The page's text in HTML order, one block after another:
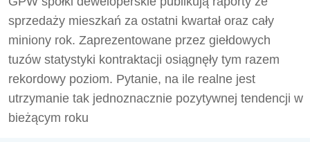
sprzedaży mieszkań za ostatni kwartał oraz cały
miniony rok. Zaprezentowane przez giełdowych
tuzów statystyki kontraktacji osiągnęły tym razem
rekordowy poziom. Pytanie, na ile realne jest
utrzymanie tak jednoznacznie pozytywnej tendencji w
bieżącym roku